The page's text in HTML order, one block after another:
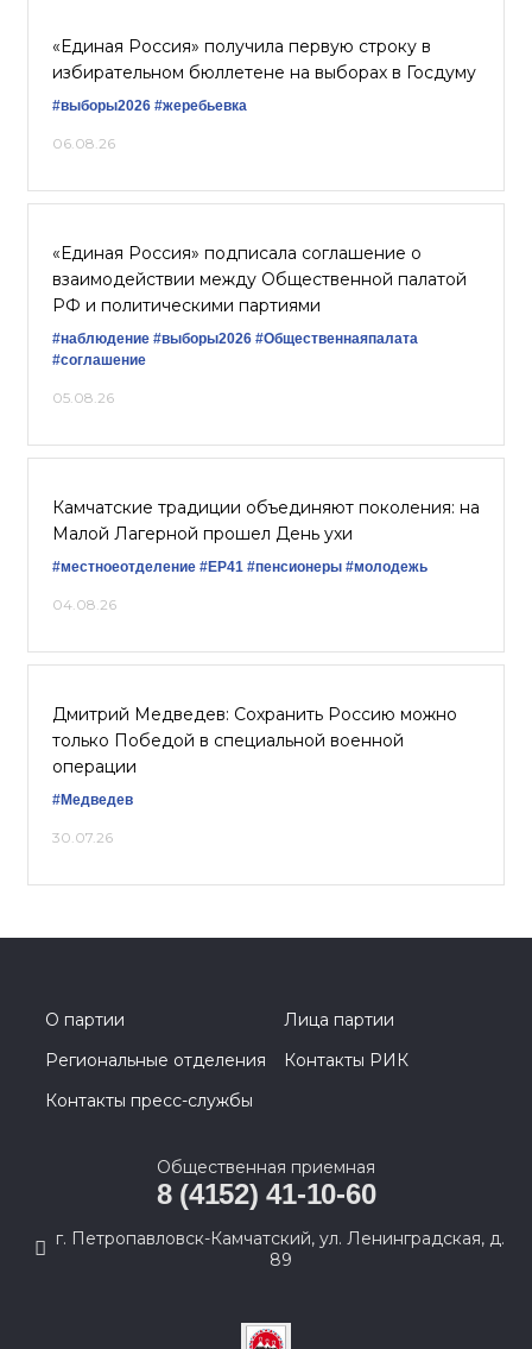
«Единая Россия» получила первую строку в
избирательном бюллетене на выборах в Госдуму
#выборы2026 #жеребьевка
06.08.26
«Единая Россия» подписала соглашение о
взаимодействии между Общественной палатой
РФ и политическими партиями
#наблюдение #выборы2026 #Общественнаяпалата
#соглашение
05.08.26
Камчатские традиции объединяют поколения: на
Малой Лагерной прошел День ухи
#местноеотделение #ЕР41 #пенсионеры #молодежь
04.08.26
Дмитрий Медведев: Сохранить Россию можно
только Победой в специальной военной
операции
#Медведев
30.07.26
О партии
Лица партии
Региональные отделения
Контакты РИК
Контакты пресс-службы
Общественная приемная
8 (4152) 41-10-60
г. Петропавловск-Камчатский, ул. Ленинградская, д.
89